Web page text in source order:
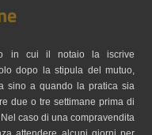
in cui il notaio la iscrive
dopo la stipula del mutuo,
sino a quando la pratica sia
due o tre settimane prima di
caso di una compravendita